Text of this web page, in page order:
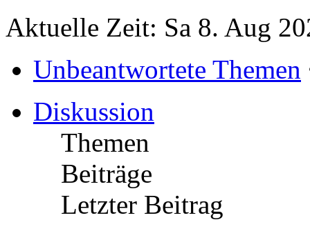
Aktuelle Zeit: Sa 8. Aug
Unbeantwortete Themen
Diskussion
Themen
Beiträge
Letzter Beitrag